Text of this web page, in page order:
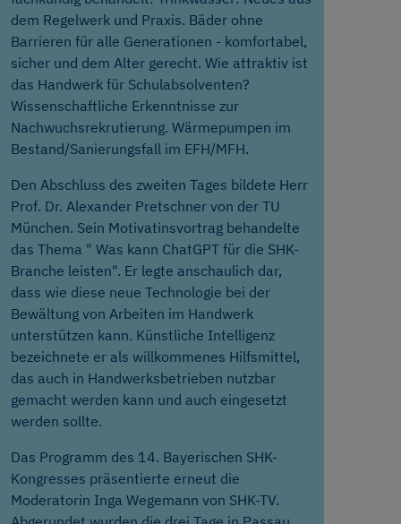
dem Regelwerk und Praxis. Bäder ohne
Barrieren für alle Generationen - komfortabel,
sicher und dem Alter gerecht. Wie attraktiv ist
das Handwerk für Schulabsolventen?
Wissenschaftliche Erkenntnisse zur
Nachwuchsrekrutierung. Wärmepumpen im
Bestand/Sanierungsfall im EFH/MFH.
Den Abschluss des zweiten Tages bildete Herr
Prof. Dr. Alexander Pretschner von der TU
München. Sein Motivatinsvortrag behandelte
das Thema " Was kann ChatGPT für die SHK-
Branche leisten". Er legte anschaulich dar,
dass wie diese neue Technologie bei der
Bewältung von Arbeiten im Handwerk
unterstützen kann. Künstliche Intelligenz
bezeichnete er als willkommenes Hilfsmittel,
das auch in Handwerksbetrieben nutzbar
gemacht werden kann und auch eingesetzt
werden sollte.
Das Programm des 14. Bayerischen SHK-
Kongresses präsentierte erneut die
Moderatorin Inga Wegemann von SHK-TV.